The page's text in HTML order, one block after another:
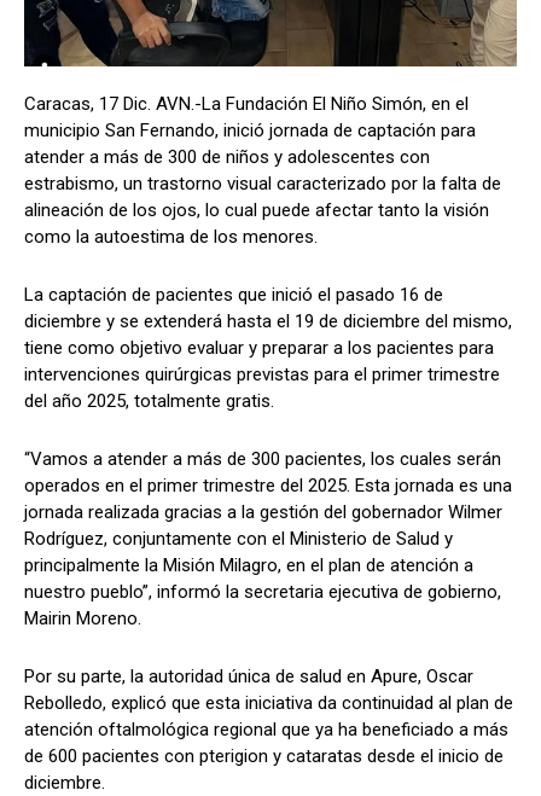
Caracas, 17 Dic. AVN.-La Fundación El Niño Simón, en el
municipio San Fernando, inició jornada de captación para
atender a más de 300 de niños y adolescentes con
estrabismo, un trastorno visual caracterizado por la falta de
alineación de los ojos, lo cual puede afectar tanto la visión
como la autoestima de los menores.
La captación de pacientes que inició el pasado 16 de
diciembre y se extenderá hasta el 19 de diciembre del mismo,
tiene como objetivo evaluar y preparar a los pacientes para
intervenciones quirúrgicas previstas para el primer trimestre
del año 2025, totalmente gratis.
“Vamos a atender a más de 300 pacientes, los cuales serán
operados en el primer trimestre del 2025. Esta jornada es una
jornada realizada gracias a la gestión del gobernador Wilmer
Rodríguez, conjuntamente con el Ministerio de Salud y
principalmente la Misión Milagro, en el plan de atención a
nuestro pueblo”, informó la secretaria ejecutiva de gobierno,
Mairin Moreno.
Por su parte, la autoridad única de salud en Apure, Oscar
Rebolledo, explicó que esta iniciativa da continuidad al plan de
atención oftalmológica regional que ya ha beneficiado a más
de 600 pacientes con pterigion y cataratas desde el inicio de
diciembre.